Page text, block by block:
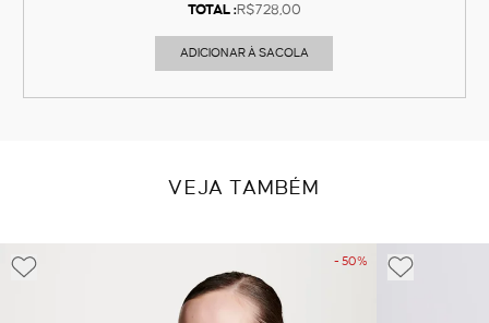
TOTAL :R$728,00
ADICIONAR À SACOLA
VEJA TAMBÉM
- 50%